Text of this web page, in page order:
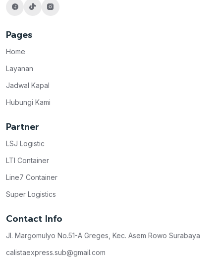
Pages
Home
Layanan
Jadwal Kapal
Hubungi Kami
Partner
LSJ Logistic
LTI Container
Line7 Container
Super Logistics
Contact Info
Jl. Margomulyo No.51-A Greges, Kec. Asem Rowo Surabaya
calistaexpress.sub@gmail.com